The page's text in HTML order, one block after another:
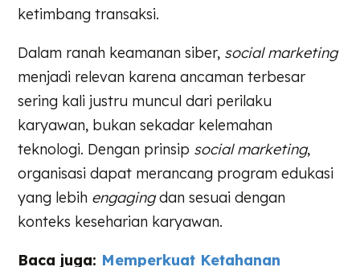
ketimbang transaksi.
Dalam ranah keamanan siber, social marketing
menjadi relevan karena ancaman terbesar
sering kali justru muncul dari perilaku
karyawan, bukan sekadar kelemahan
teknologi. Dengan prinsip social marketing,
organisasi dapat merancang program edukasi
yang lebih engagingdan sesuai dengan
konteks keseharian karyawan.
Baca juga: Memperkuat Ketahanan